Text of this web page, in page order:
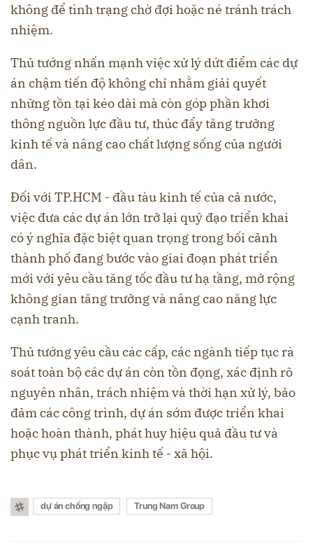
không để tình trạng chờ đợi hoặc né tránh trách
nhiệm.
Thủ tướng nhấn mạnh việc xử lý dứt điểm các dự
án chậm tiến độ không chỉ nhằm giải quyết
những tồn tại kéo dài mà còn góp phần khơi
thông nguồn lực đầu tư, thúc đẩy tăng trưởng
kinh tế và nâng cao chất lượng sống của người
dân.
Đối với TP.HCM - đầu tàu kinh tế của cả nước,
việc đưa các dự án lớn trở lại quỹ đạo triển khai
có ý nghĩa đặc biệt quan trọng trong bối cảnh
thành phố đang bước vào giai đoạn phát triển
mới với yêu cầu tăng tốc đầu tư hạ tầng, mở rộng
không gian tăng trưởng và nâng cao năng lực
cạnh tranh.
Thủ tướng yêu cầu các cấp, các ngành tiếp tục rà
soát toàn bộ các dự án còn tồn đọng, xác định rõ
nguyên nhân, trách nhiệm và thời hạn xử lý, bảo
đảm các công trình, dự án sớm được triển khai
hoặc hoàn thành, phát huy hiệu quả đầu tư và
phục vụ phát triển kinh tế - xã hội.
dự án chống ngập Trung Nam Group